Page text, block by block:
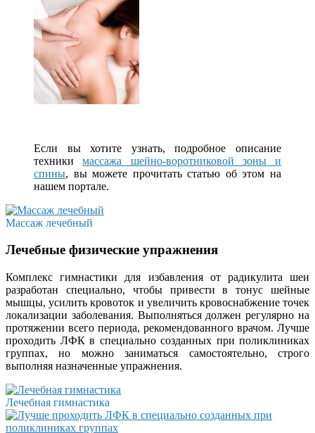
Если вы хотите узнать, подробное описание
техникимассажа шейно-воротниковой зоны и
спины, вы можете прочитать статью об этом на
нашем портале.
Массаж лечебный
Лечебные физические упражнения
Комплекс гимнастики для избавления от радикулита шеи
разработан специально, чтобы привести в тонус шейные
мышцы, усилить кровоток и увеличить кровоснабжение точек
локализации заболевания. Выполняться должен регулярно на
протяжении всего периода, рекомендованного врачом. Лучше
проходить ЛФК в специально созданных при поликлиниках
группах, но можно заниматься самостоятельно, строго
выполняя назначенные упражнения.
Лечебная гимнастика